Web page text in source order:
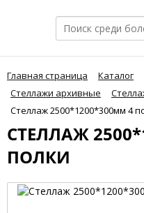
Главная страница Каталог
Стеллажи архивные
Стеллаж 2500*1200*300мм 4
СТЕЛЛАЖ
ПОЛКИ